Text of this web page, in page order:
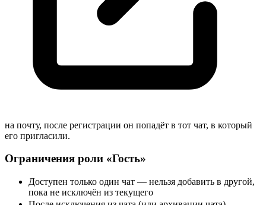
на почту, после регистрации он попадёт в тот чат, в который
его пригласили.
Ограничения роли «Гость»
Доступен только один чат — нельзя добавить в другой,
пока не исключён из текущего